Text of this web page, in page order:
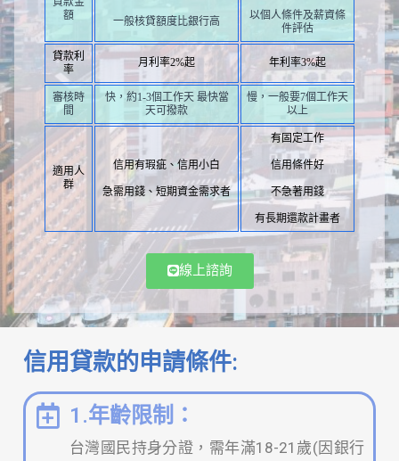
額
一般核貸額度比銀行高
以個人條件及薪資條
件評估
貸款利
率
月利率2%起 年利率3%起
審核時
間
快，約1-3個工作天 最快當
天可撥款
慢，一般要7個工作天
以上
適用人
群
信用有瑕疵、信用小白
急需用錢、短期資金需求者
有固定工作
信用條件好
不急著用錢
有長期還款計畫者
線上諮詢
信用貸款的申請條件:
1.年齡限制：
台灣國民持身分證，需年滿18-21歲(因銀行